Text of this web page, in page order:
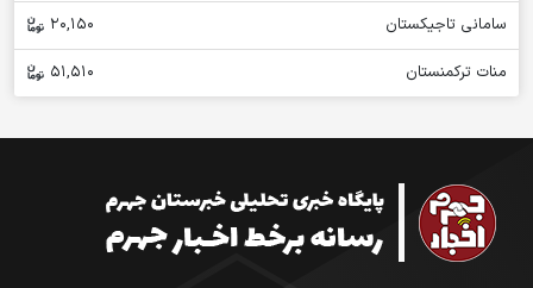
سامانی تاجیکستان
20,150
منات ترکمنستان
51,510